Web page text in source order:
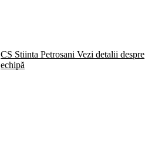
CS Stiinta Petrosani Vezi detalii despre
echipă